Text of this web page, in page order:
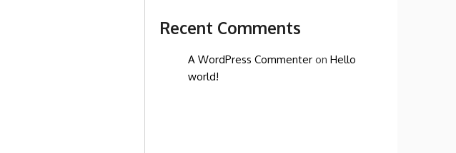
Recent Comments
A WordPress Commenter on Hello
world!